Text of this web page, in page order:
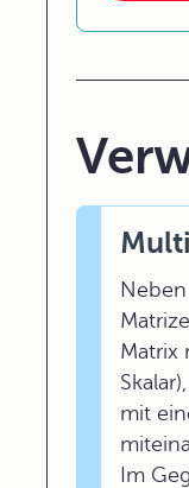
Matrix
mit
Im